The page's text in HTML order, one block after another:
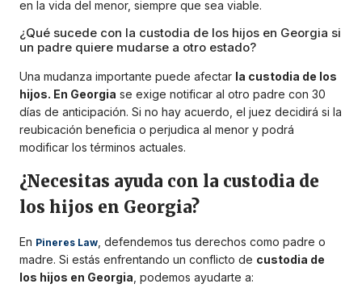
en la vida del menor, siempre que sea viable.
¿Qué sucede con la custodia de los hijos en Georgia si
un padre quiere mudarse a otro estado?
Una mudanza importante puede afectar la custodia de los
hijos. En Georgia se exige notificar al otro padre con 30
días de anticipación. Si no hay acuerdo, el juez decidirá si la
reubicación beneficia o perjudica al menor y podrá
modificar los términos actuales.
¿Necesitas ayuda con la custodia de
los hijos en Georgia?
En Pineres Law , defendemos tus derechos como padre o
madre. Si estás enfrentando un conflicto de custodia de
los hijos en Georgia , podemos ayudarte a: